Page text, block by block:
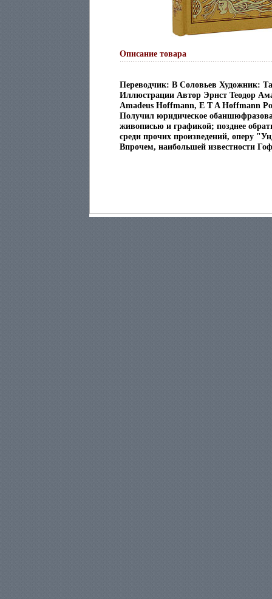
Описание товара
Переводчик: В Соловьев Художник:
Иллюстрации Автор Эрнст Теодор
Amadeus Hoffmann, E T A Hoffmann
Получил юридическое
живописью и графикой; позднее
среди прочих произведений, оперу
Впрочем, наибольшей известности